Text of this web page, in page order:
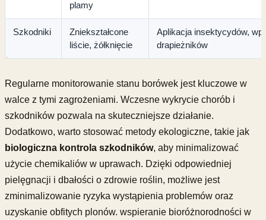
plamy
Szkodniki
Zniekształcone
liście, żółknięcie
Aplikacja insektycydów,
drapieżników
Regularne monitorowanie stanu borówek jest kluczowe w
walce z tymi zagrożeniami. Wczesne wykrycie chorób i
szkodników pozwala na skuteczniejsze działanie.
Dodatkowo, warto stosować metody ekologiczne, takie jak
biologiczna kontrola szkodników, aby minimalizować
użycie chemikaliów w uprawach. Dzięki odpowiedniej
pielęgnacji i dbałości o zdrowie roślin, możliwe jest
zminimalizowanie ryzyka wystąpienia problemów oraz
uzyskanie obfitych plonów. wspieranie bioróżnorodności w